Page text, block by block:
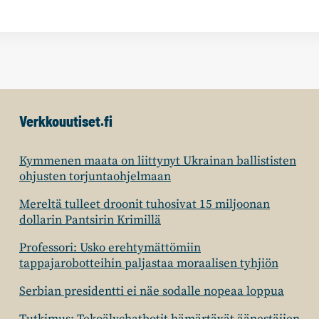
Verkkouutiset.fi
Kymmenen maata on liittynyt Ukrainan ballististen
ohjusten torjuntaohjelmaan
Mereltä tulleet droonit tuhosivat 15 miljoonan
dollarin Pantsirin Krimillä
Professori: Usko erehtymättömiin
tappajarobotteihin paljastaa moraalisen tyhjiön
Serbian presidentti ei näe sodalle nopeaa loppua